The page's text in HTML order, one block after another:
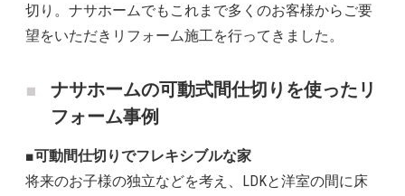
切り。ナサホームでもこれまで多くのお客様からご要
望をいただきリフォーム施工を行ってきました。
ナサホームの可動式間仕切りを使ったリ
フォーム事例
■可動間仕切りでフレキシブルな家
将来のお子様の独立などを考え、LDKと洋室の間に床